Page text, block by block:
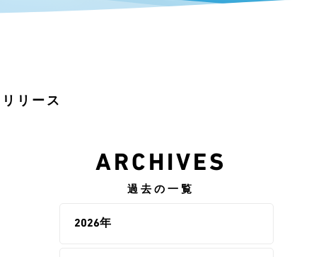
リース
ARCHIVES
過去の一覧
2026年